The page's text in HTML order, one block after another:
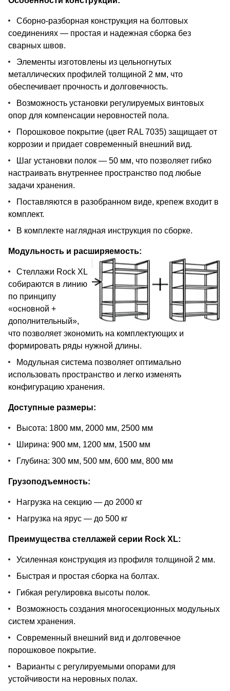
Сборно-разборная конструкция на болтовых
соединениях — простая и надежная сборка без
сварных швов.
Элементы изготовлены из цельногнутых
металлических профилей толщиной 2 мм, что
обеспечивает прочность и долговечность.
Возможность установки регулируемых винтовых
опор для компенсации неровностей пола.
Порошковое покрытие (цвет RAL 7035) защищает от
коррозии и придает современный внешний вид.
Шаг установки полок — 50 мм, что позволяет гибко
настраивать внутреннее пространство под любые
задачи хранения.
Поставляются в разобранном виде, крепеж входит в
комплект.
В комплекте наглядная инструкция по сборке.
Модульность и расширяемость:
Стеллажи Rock XL
собираются в линию
по принципу
«основной +
дополнительный»,
что позволяет экономить на комплектующих и
формировать ряды нужной длины.
Модульная система позволяет оптимально
использовать пространство и легко изменять
конфигурацию хранения.
Доступные размеры:
Высота: 1800 мм, 2000 мм, 2500 мм
Ширина: 900 мм, 1200 мм, 1500 мм
Глубина: 300 мм, 500 мм, 600 мм, 800 мм
Грузоподъемность:
Нагрузка на секцию — до 2000 кг
Нагрузка на ярус — до 500 кг
Преимущества стеллажей серии Rock XL:
Усиленная конструкция из профиля толщиной 2 мм.
Быстрая и простая сборка на болтах.
Гибкая регулировка высоты полок.
Возможность создания многосекционных модульных
систем хранения.
Современный внешний вид и долговечное
порошковое покрытие.
Варианты с регулируемыми опорами для
устойчивости на неровных полах.